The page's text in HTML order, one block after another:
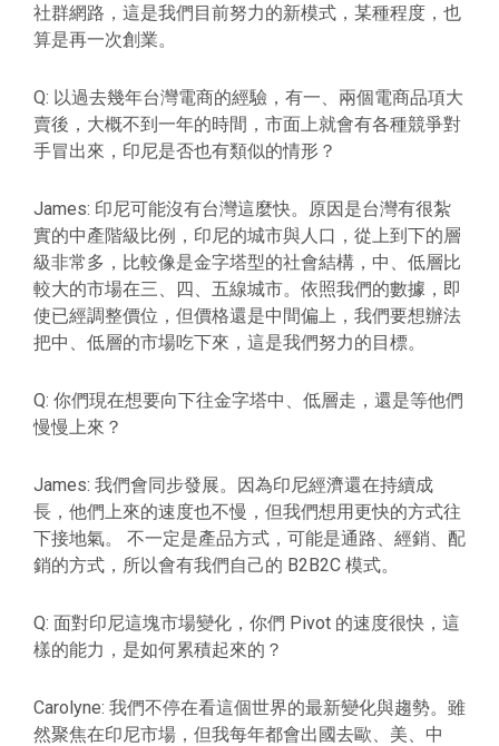
社群網路，這是我們目前努力的新模式，某種程度，也
算是再一次創業。
Q: 以過去幾年台灣電商的經驗，有一、兩個電商品項大
賣後，大概不到一年的時間，市面上就會有各種競爭對
手冒出來，印尼是否也有類似的情形？
James: 印尼可能沒有台灣這麼快。原因是台灣有很紮
實的中產階級比例，印尼的城市與人口，從上到下的層
級非常多，比較像是金字塔型的社會結構，中、低層比
較大的市場在三、四、五線城市。依照我們的數據，即
使已經調整價位，但價格還是中間偏上，我們要想辦法
把中、低層的市場吃下來，這是我們努力的目標。
Q: 你們現在想要向下往金字塔中、低層走，還是等他們
慢慢上來？
James: 我們會同步發展。因為印尼經濟還在持續成
長，他們上來的速度也不慢，但我們想用更快的方式往
下接地氣。 不一定是產品方式，可能是通路、經銷、配
銷的方式，所以會有我們自己的 B2B2C 模式。
Q: 面對印尼這塊市場變化，你們 Pivot 的速度很快，這
樣的能力，是如何累積起來的？
Carolyne: 我們不停在看這個世界的最新變化與趨勢。雖
然聚焦在印尼市場，但我每年都會出國去歐、美、中